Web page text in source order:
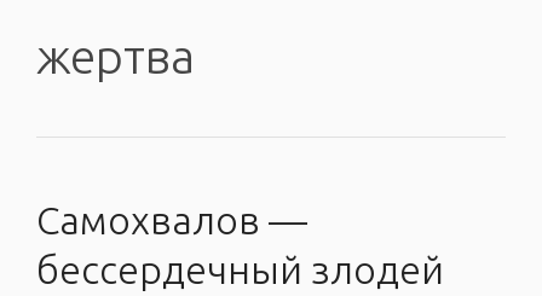
жертва
Самохвалов —
бессердечный злодей